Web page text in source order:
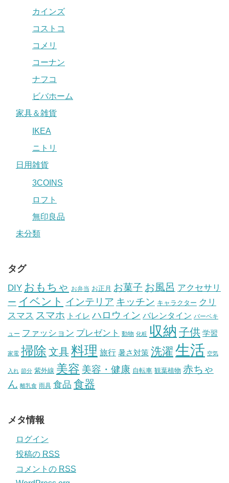
カインズ
コストコ
コメリ
コーナン
ナフコ
ビバホーム
家具＆雑貨
IKEA
ニトリ
日用雑貨
3COINS
ロフト
無印良品
未分類
タグ
DIY おもちゃ お弁当 お正月 お菓子 お風呂 アクセサリ
ー イベント インテリア キッチン キャラクター クリ
スマス スマホ トイレ ハロウィン バレンタイン バーベキ
ュー ファッション プレゼント 動物 化粧 収納 子供 学習
家電 掃除 文具料理 旅行 暑さ対策 洗濯 生活 空気
入れ 節分 紫外線 美容 美容・健康 自転車 観葉植物 赤ちゃ
ん 離乳食 雨具 食品 食器
メタ情報
ログイン
投稿の RSS
コメントの RSS